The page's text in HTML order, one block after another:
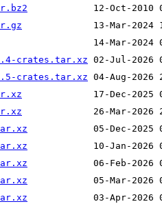
crates.tar.xz
crates.tar.xz